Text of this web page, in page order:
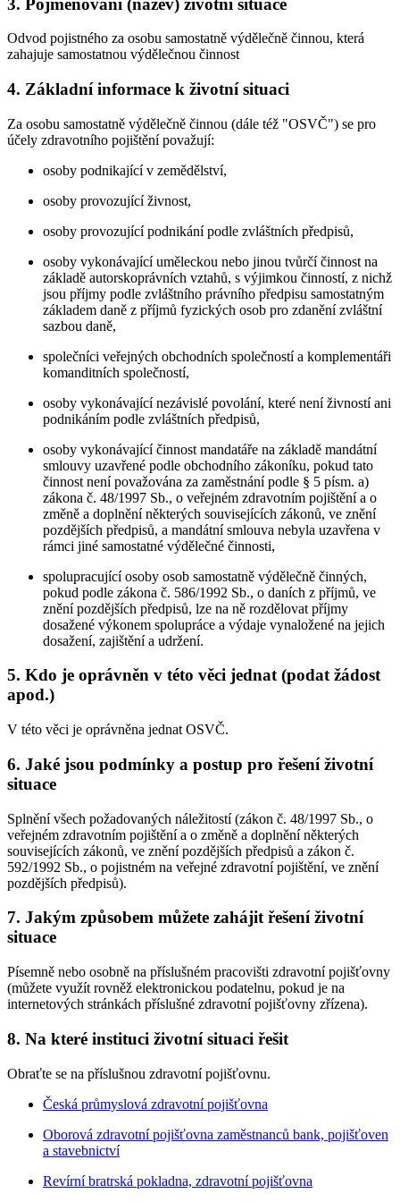
Odvod pojistného za osobu samostatně výdělečně činnou, která
zahajuje samostatnou výdělečnou činnost
4. Základní informace k životní situaci
Za osobu samostatně výdělečně činnou (dále též "OSVČ") se pro
účely zdravotního pojištění považují:
osoby podnikající v zemědělství,
osoby provozující živnost,
osoby provozující podnikání podle zvláštních předpisů,
osoby vykonávající uměleckou nebo jinou tvůrčí činnost na
základě autorskoprávních vztahů, s výjimkou činností, z nichž
jsou příjmy podle zvláštního právního předpisu samostatným
základem daně z příjmů fyzických osob pro zdanění zvláštní
sazbou daně,
společníci veřejných obchodních společností a komplementáři
komanditních společností,
osoby vykonávající nezávislé povolání, které není živností ani
podnikáním podle zvláštních předpisů,
osoby vykonávající činnost mandatáře na základě mandátní
smlouvy uzavřené podle obchodního zákoníku, pokud tato
činnost není považována za zaměstnání podle § 5 písm. a)
zákona č. 48/1997 Sb., o veřejném zdravotním pojištění a o
změně a doplnění některých souvisejících zákonů, ve znění
pozdějších předpisů, a mandátní smlouva nebyla uzavřena v
rámci jiné samostatné výdělečné činnosti,
spolupracující osoby osob samostatně výdělečně činných,
pokud podle zákona č. 586/1992 Sb., o daních z příjmů, ve
znění pozdějších předpisů, lze na ně rozdělovat příjmy
dosažené výkonem spolupráce a výdaje vynaložené na jejich
dosažení, zajištění a udržení.
5. Kdo je oprávněn v této věci jednat (podat žádost
apod.)
V této věci je oprávněna jednat OSVČ.
6. Jaké jsou podmínky a postup pro řešení životní
situace
Splnění všech požadovaných náležitostí (zákon č. 48/1997 Sb., o
veřejném zdravotním pojištění a o změně a doplnění některých
souvisejících zákonů, ve znění pozdějších předpisů a zákon č.
592/1992 Sb., o pojistném na veřejné zdravotní pojištění, ve znění
pozdějších předpisů).
7. Jakým způsobem můžete zahájit řešení životní
situace
Písemně nebo osobně na příslušném pracovišti zdravotní pojišťovny
(můžete využít rovněž elektronickou podatelnu, pokud je na
internetových stránkách příslušné zdravotní pojišťovny zřízena).
8. Na které instituci životní situaci řešit
Obraťte se na příslušnou zdravotní pojišťovnu.
Česká průmyslová zdravotní pojišťovna
Oborová zdravotní pojišťovna zaměstnanců bank, pojišťoven
a stavebnictví
Revírní bratrská pokladna, zdravotní pojišťovna